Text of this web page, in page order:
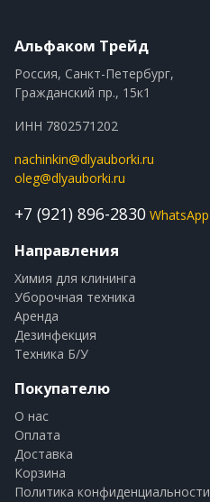
Альфаком Трейд
Россия, Санкт-Петербург,
Гражданский пр., 15к1
ИНН 7802571202
nachinkin@dlyauborki.ru
oleg@dlyauborki.ru
+7 (921) 896-2830 WhatsApp
Направления
Химия для клининга
Уборочная техника
Аренда
Дезинфекция
Техника Б/У
Покупателю
О нас
Оплата
Доставка
Корзина
Политика конфиденциальности